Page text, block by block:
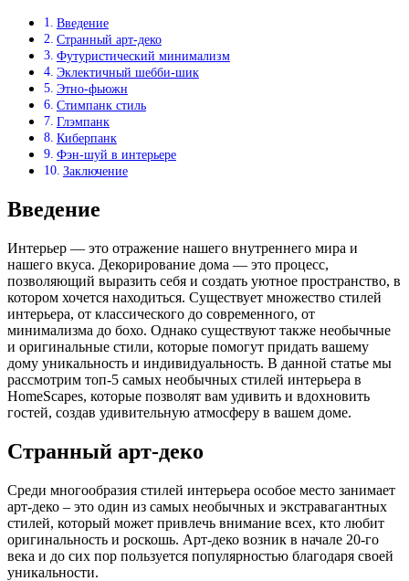
Введение
Странный арт-деко
Футуристический минимализм
Эклектичный шебби-шик
Этно-фьюжн
Стимпанк стиль
Глэмпанк
Киберпанк
Фэн-шуй в интерьере
Заключение
Введение
Интерьер — это отражение нашего внутреннего мира и
нашего вкуса. Декорирование дома — это процесс,
позволяющий выразить себя и создать уютное пространство, в
котором хочется находиться. Существует множество стилей
интерьера, от классического до современного, от
минимализма до бохо. Однако существуют также необычные
и оригинальные стили, которые помогут придать вашему
дому уникальность и индивидуальность. В данной статье мы
рассмотрим топ-5 самых необычных стилей интерьера в
HomeScapes, которые позволят вам удивить и вдохновить
гостей, создав удивительную атмосферу в вашем доме.
Странный арт-деко
Среди многообразия стилей интерьера особое место занимает
арт-деко – это один из самых необычных и экстравагантных
стилей, который может привлечь внимание всех, кто любит
оригинальность и роскошь. Арт-деко возник в начале 20-го
века и до сих пор пользуется популярностью благодаря своей
уникальности.